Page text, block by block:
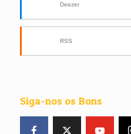
Deezer
RSS
Siga-nos os Bons